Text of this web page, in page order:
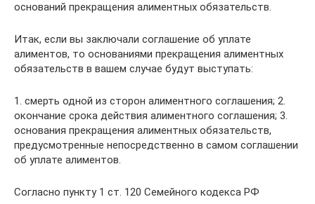
оснований прекращения алиментных обязательств.
Итак, если вы заключали соглашение об уплате
алиментов, то основаниями прекращения алиментных
обязательств в вашем случае будут выступать:
1. смерть одной из сторон алиментного соглашения; 2.
окончание срока действия алиментного соглашения; 3.
основания прекращения алиментных обязательств,
предусмотренные непосредственно в самом соглашении
об уплате алиментов.
Согласно пункту 1 ст. 120 Семейного кодекса РФ